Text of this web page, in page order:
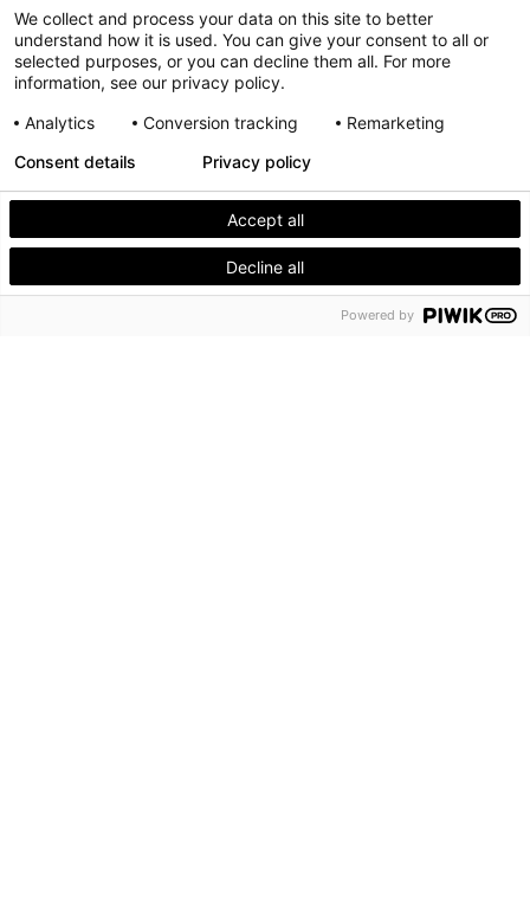
Qui sommes-nous ?
We collect and process your data on this site to better
understand how it is used. You can give your consent to all or
selected purposes, or you can decline them all. For more
information, see our privacy policy.
Analytics
Conversion tracking Remarketing
Accept all
Decline all
Consent details Privacy policy
Powered by